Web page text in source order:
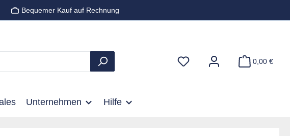
Bequemer Kauf auf Rechnung
0,00 €
Unternehmen Hilfe